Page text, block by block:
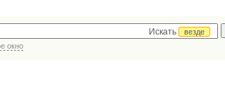
Искать
везде
окно